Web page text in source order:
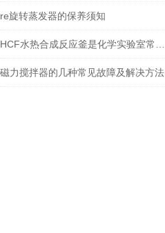
re旋转蒸发器的保养须知
磁力搅拌器的几种常见故障及解决方法